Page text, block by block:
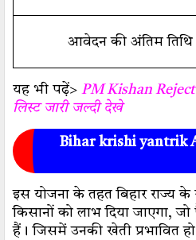
आवेदन की अंतिम तिथि
यह भी पढ़ें> PM Kishan
लिस्ट जारी जल्दी देखे
Bihar krishi yantrik
इस योजना के तहत बिहार राज्य
किसानों को लाभ दिया जाएगा,
हैं। जिसमें उनकी खेती प्रभावित